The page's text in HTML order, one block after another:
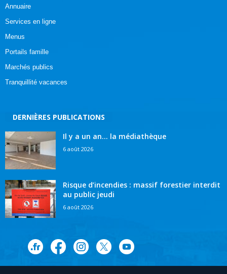
Annuaire
Services en ligne
Menus
Portails famille
Marchés publics
Tranquillité vacances
DERNIÈRES PUBLICATIONS
Il y a un an… la médiathèque
6 août 2026
Risque d’incendies : massif forestier interdit
au public jeudi
6 août 2026